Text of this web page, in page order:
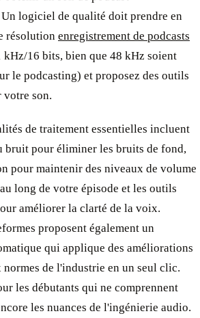
logiciel de qualité doit prendre en
résolution enregistrement de podcasts
kHz/16 bits, bien que 48 kHz soient
le podcasting) et proposez des outils
votre son.
de traitement essentielles incluent
bruit pour éliminer les bruits de fond,
pour maintenir des niveaux de volume
long de votre épisode et les outils
améliorer la clarté de la voix.
proposent également un
qui applique des améliorations
normes de l'industrie en un seul clic.
les débutants qui ne comprennent
les nuances de l'ingénierie audio.